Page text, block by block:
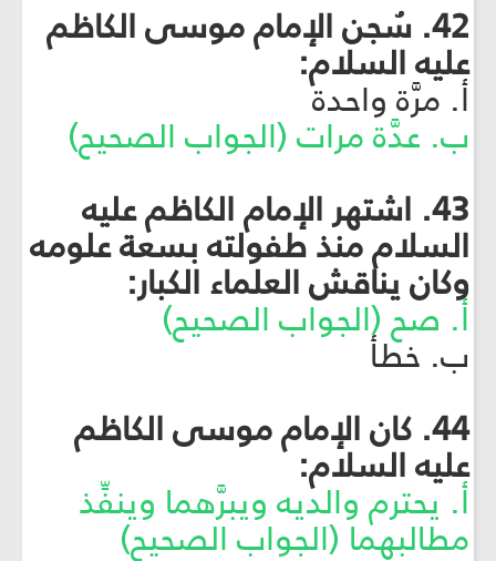
42. سُجن الإمام موسى الكاظم
عليه السلام:
أ. مرَّة واحدة
ب. عدَّة مرات (الجواب الصحيح)
43. اشتهر الإمام الكاظم عليه
السلام منذ طفولته بسعة علومه
وكان يناقش العلماء الكبار:
أ. صح (الجواب الصحيح)
ب. خطأ
44. كان الإمام موسى الكاظم
عليه السلام:
أ. يحترم والديه ويبرَّهما وينفِّذ
مطالبهما (الجواب الصحيح)